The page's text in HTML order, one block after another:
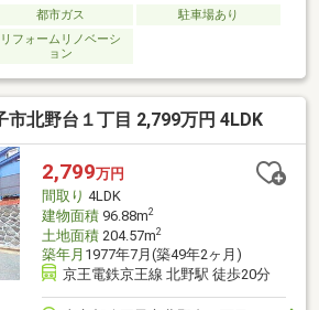
都市ガス 駐車場あり
リフォームリノベーシ
ョン
市北野台１丁目 2,799万円 4LDK
2,799万円
間取り 4LDK
建物面積96.88m2
土地面積204.57m2
築年月 1977年7月(築49年2ヶ月)
京王電鉄京王線 北野駅 徒歩20分